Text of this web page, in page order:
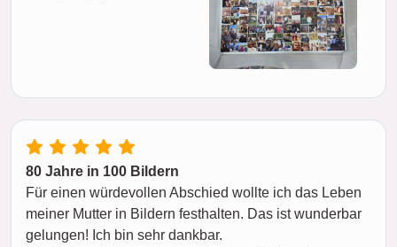
80 Jahre in 100 Bildern
Für einen würdevollen Abschied wollte ich das Leben
meiner Mutter in Bildern festhalten. Das ist wunderbar
gelungen! Ich bin sehr dankbar.